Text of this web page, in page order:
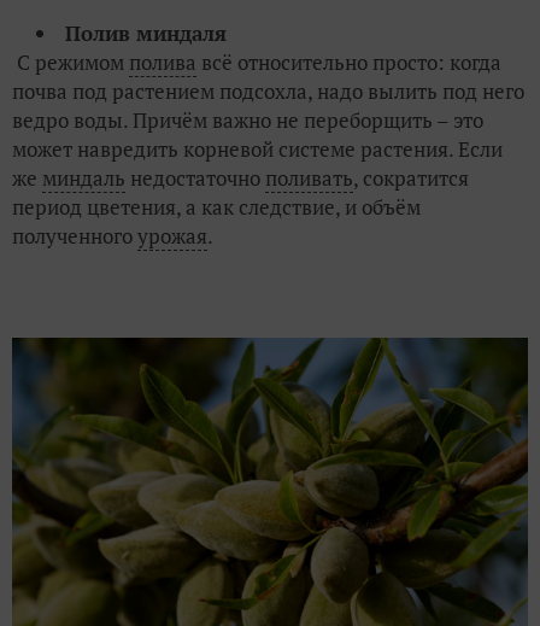
Полив миндаля
С режимом полива всё относительно просто: когда
почва под растением подсохла, надо вылить под него
ведро воды. Причём важно не переборщить – это
может навредить корневой системе растения. Если
же миндаль недостаточно поливать, сократится
период цветения, а как следствие, и объём
полученногоурожая.